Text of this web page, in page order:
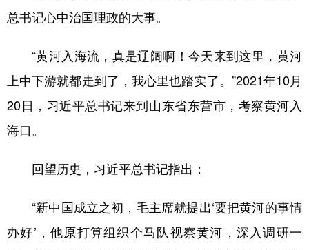
总书记心中治国理政的大事。
“黄河入海流，真是辽阔啊！今天来到这里，黄河
上中下游就都走到了，我心里也踏实了。”2021年10月
20日，习近平总书记来到山东省东营市，考察黄河入
海口。
回望历史，习近平总书记指出：
“新中国成立之初，毛主席就提出‘要把黄河的事情
办好’，他原打算组织个马队视察黄河，深入调研一